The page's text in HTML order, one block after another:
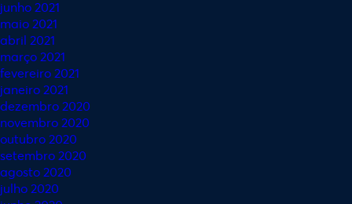
junho 2021
maio 2021
abril 2021
março 2021
fevereiro 2021
janeiro 2021
dezembro 2020
novembro 2020
outubro 2020
setembro 2020
agosto 2020
julho 2020